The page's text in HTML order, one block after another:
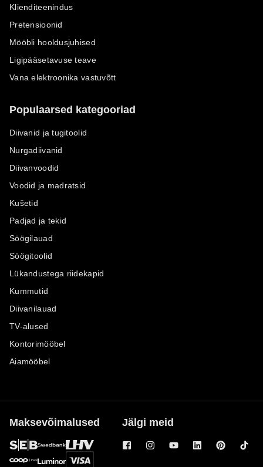
Klienditeenindus
Pretensioonid
Mööbli hooldusjuhised
Ligipääsetavuse teave
Vana elektroonika vastuvõtt
Populaarsed kategooriad
Diivanid ja tugitoolid
Nurgadiivanid
Diivanvoodid
Voodid ja madratsid
Kušetid
Padjad ja tekid
Söögilauad
Söögitoolid
Lükandustega riidekapid
Kummutid
Diivanilauad
TV-alused
Kontorimööbel
Aiamööbel
Maksevõimalused Jälgi meid